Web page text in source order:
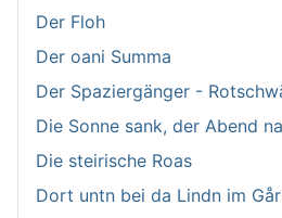
Der Floh
Der oani Summa
Der Spaziergänger -
Die Sonne sank, der Abend
Die steirische Roas
Dort untn bei da Lindn im